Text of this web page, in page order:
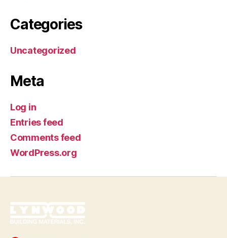
Categories
Uncategorized
Meta
Log in
Entries feed
Comments feed
WordPress.org